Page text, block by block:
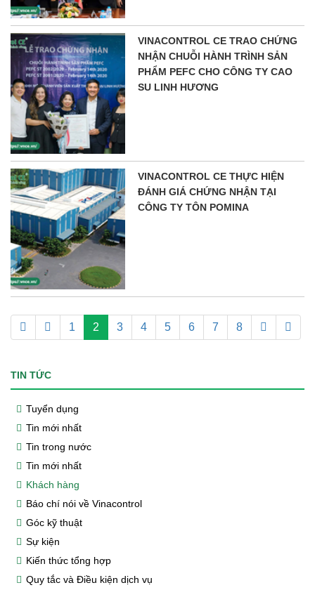
VINACONTROL CE TRAO CHỨNG
NHẬN CHUỖI HÀNH TRÌNH SẢN
PHẨM PEFC CHO CÔNG TY CAO
SU LINH HƯƠNG
VINACONTROL CE THỰC HIỆN
ĐÁNH GIÁ CHỨNG NHẬN TẠI
CÔNG TY TÔN POMINA
1 2 3 4 5 6 7 8
TIN TỨC
Tuyển dụng
Tin mới nhất
Tin trong nước
Tin mới nhất
Khách hàng
Báo chí nói về Vinacontrol
Góc kỹ thuật
Sự kiện
Kiến thức tổng hợp
Quy tắc và Điều kiện dịch vụ